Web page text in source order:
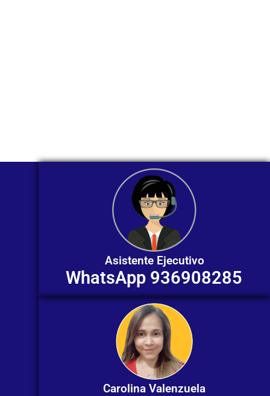
Asistente Ejecutivo
WhatsApp 936908285
Carolina Valenzuela